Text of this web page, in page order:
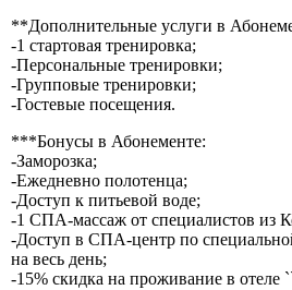
**Дополнительные услуги в
-1 стартовая тренировка;
-Персональные тренировки;
-Групповые тренировки;
-Гостевые посещения.
***Бонусы в Абонементе:
-Заморозка;
-Ежедневно полотенца;
-Доступ к питьевой воде;
-1 СПА-массаж от специалистов из
-Доступ в СПА-центр по
на весь день;
-15% скидка на проживание в отеле